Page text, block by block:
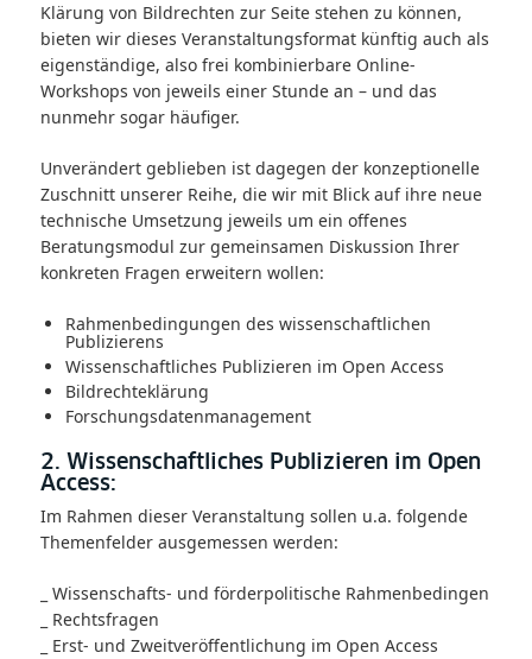
Klärung von Bildrechten zur Seite stehen zu können,
bieten wir dieses Veranstaltungsformat künftig auch als
eigenständige, also frei kombinierbare Online-
Workshops von jeweils einer Stunde an – und das
nunmehr sogar häufiger.
Unverändert geblieben ist dagegen der konzeptionelle
Zuschnitt unserer Reihe, die wir mit Blick auf ihre neue
technische Umsetzung jeweils um ein offenes
Beratungsmodul zur gemeinsamen Diskussion Ihrer
konkreten Fragen erweitern wollen:
Rahmenbedingungen des wissenschaftlichen
Publizierens
Wissenschaftliches Publizieren im Open Access
Bildrechteklärung
Forschungsdatenmanagement
2. Wissenschaftliches Publizieren im Open
Access:
Im Rahmen dieser Veranstaltung sollen u.a. folgende
Themenfelder ausgemessen werden:
_ Wissenschafts- und förderpolitische Rahmenbedingen
_ Rechtsfragen
_ Erst- und Zweitveröffentlichung im Open Access